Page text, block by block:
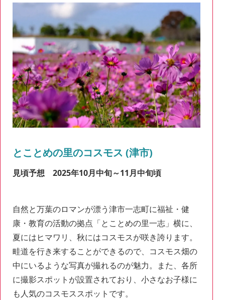
とことめの里のコスモス (津市)
見頃予想 2025年10月中旬～11月中旬頃
自然と万葉のロマンが漂う津市一志町に福祉・健
康・教育の活動の拠点「とことめの里一志」横に、
夏にはヒマワリ、秋にはコスモスが咲き誇ります。
畦道を行き来することができるので、コスモス畑の
中にいるような写真が撮れるのが魅力。また、各所
に撮影スポットが設置されており、小さなお子様に
も人気のコスモススポットです。